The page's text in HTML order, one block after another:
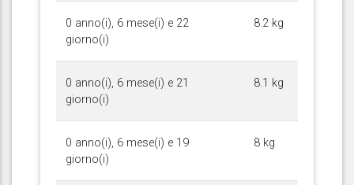
0 anno(i), 6 mese(i) e 22
giorno(i)
8.2 kg
0 anno(i), 6 mese(i) e 21
giorno(i)
8.1 kg
0 anno(i), 6 mese(i) e 19
giorno(i)
8 kg